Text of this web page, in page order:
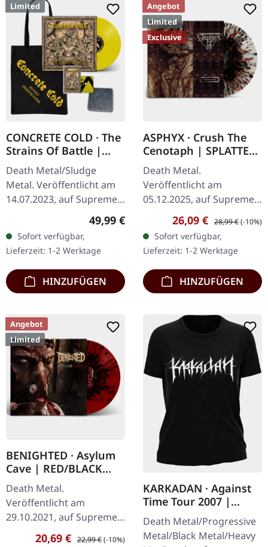
Limited
CONCRETE COLD · The
Strains Of Battle |
VINYL BUNDLE
Death Metal/Sludge
Metal. Veröffentlicht am
14.07.2023, auf Supreme
Chaos Records. SCR-
exklusives Bundle, 50
Exemplare, bestehend
aus: · Gelbes Vinyl…
Regulärer Preis:
49,99 €
Sofort verfügbar,
Lieferzeit: 1-2 Werktage
HINZUFÜGEN
Angebot
Limited
Exclusive
ASPHYX · Crush The
Cenotaph | SPLATTER
LP
Death Metal.
Veröffentlicht am
05.12.2025, auf Supreme
Chaos Records.
Knochenweißes Vinyl mit
Braun, Rost-Rot, Schwarz
Splatter. Full Dynamic
Range…
Verkaufspreis:
26,09 € Regulärer Preis:
28,99 €(-10%)
Sofort verfügbar,
Lieferzeit: 1-2 Werktage
HINZUFÜGEN
Angebot
Limited
BENIGHTED · Asylum
Cave | RED/BLACK
SPLATTER LP
Death Metal.
Veröffentlicht am
29.10.2021, auf Supreme
Chaos Records.
Verkaufspreis:
20,69 € Regulärer Preis:
22,99 €(-10%)
KARKADAN · Against
Time Tour 2007 |
GIRLIE
Death Metal/Progressive
Metal/Black Metal/Heavy